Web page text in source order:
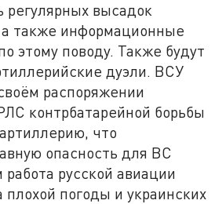
регулярных высадок
также информационные
этому поводу. Также будут
дуэли. ВСУ
распоряжении
контрбатарейной борьбы
что
опасность для ВС
русской авиации
плохой погоды и украинских